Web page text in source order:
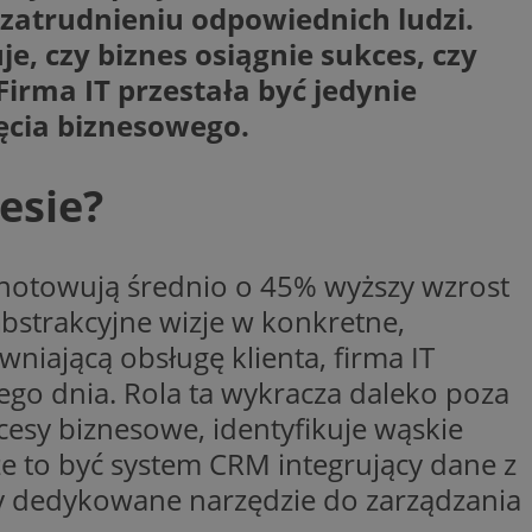
odpowiednich ludzi.
czy biznes osiągnie sukces, czy
IT przestała być jedynie
biznesowego.
średnio o 45% wyższy wzrost
wizje w konkretne,
obsługę klienta, firma IT
dnia. Rola ta wykracza daleko poza
biznesowe, identyfikuje wąskie
to być system CRM integrujący dane z
narzędzie do zarządzania
gościa na
celów
na
dla
w celu
strony
Microsoft
informacji
stron w jedną
Microsoft
informacji
stron w jedną
wysiłków
for
reklam
funkcji i
które
użytkownika
do
za
Opis